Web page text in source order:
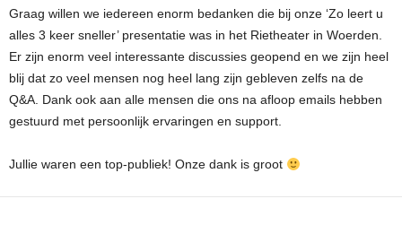
Graag willen we iedereen enorm bedanken die bij onze ‘Zo leert u
alles 3 keer sneller’ presentatie was in het Rietheater in Woerden.
Er zijn enorm veel interessante discussies geopend en we zijn heel
blij dat zo veel mensen nog heel lang zijn gebleven zelfs na de
Q&A. Dank ook aan alle mensen die ons na afloop emails hebben
gestuurd met persoonlijk ervaringen en support.
Jullie waren een top-publiek! Onze dank is groot